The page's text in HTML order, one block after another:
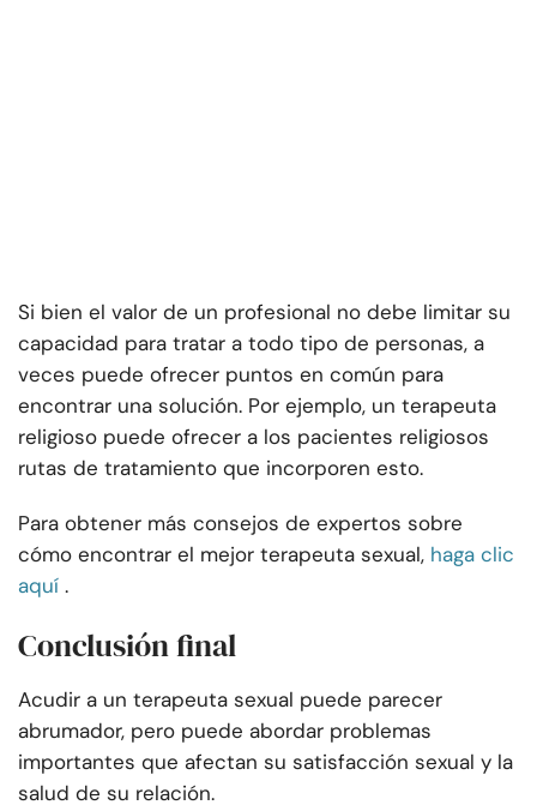
Si bien el valor de un profesional no debe limitar su
capacidad para tratar a todo tipo de personas, a
veces puede ofrecer puntos en común para
encontrar una solución. Por ejemplo, un terapeuta
religioso puede ofrecer a los pacientes religiosos
rutas de tratamiento que incorporen esto.
Para obtener más consejos de expertos sobre
cómo encontrar el mejor terapeuta sexual, haga clic
aquí .
Conclusión final
Acudir a un terapeuta sexual puede parecer
abrumador, pero puede abordar problemas
importantes que afectan su satisfacción sexual y la
salud de su relación.